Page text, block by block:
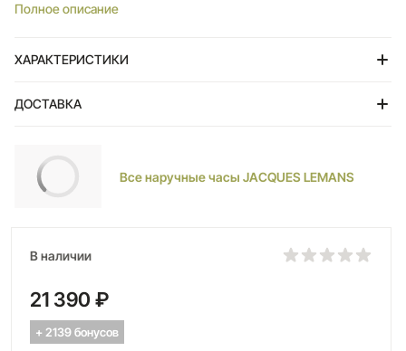
защитой. Браслет с раскладывающейся застежкой.
Полное описание
ХАРАКТЕРИСТИКИ
ДОСТАВКА
Все наручные часы JACQUES LEMANS
В наличии
21 390 ₽
+ 2139 бонусов